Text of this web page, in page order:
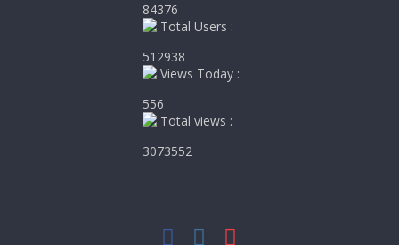
84376
Total Users :
512938
Views Today :
556
Total views :
3073552